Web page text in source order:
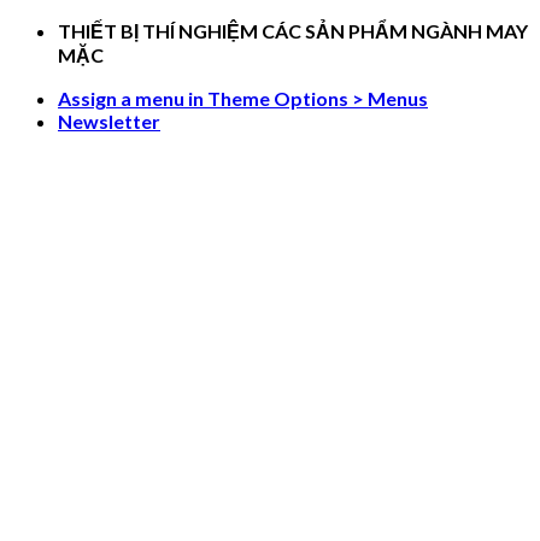
Skip
THIẾT BỊ THÍ NGHIỆM CÁC SẢN PHẨM NGÀNH MAY
MẶC
Assign a menu in Theme Options > Menus
Newsletter